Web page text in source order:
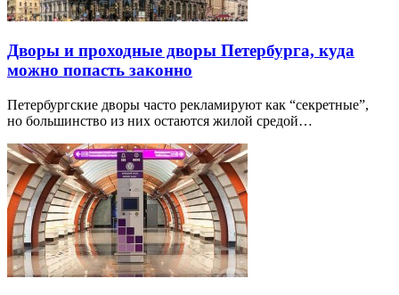
Дворы и проходные дворы Петербурга, куда
можно попасть законно
Петербургские дворы часто рекламируют как “секретные”,
но большинство из них остаются жилой средой…